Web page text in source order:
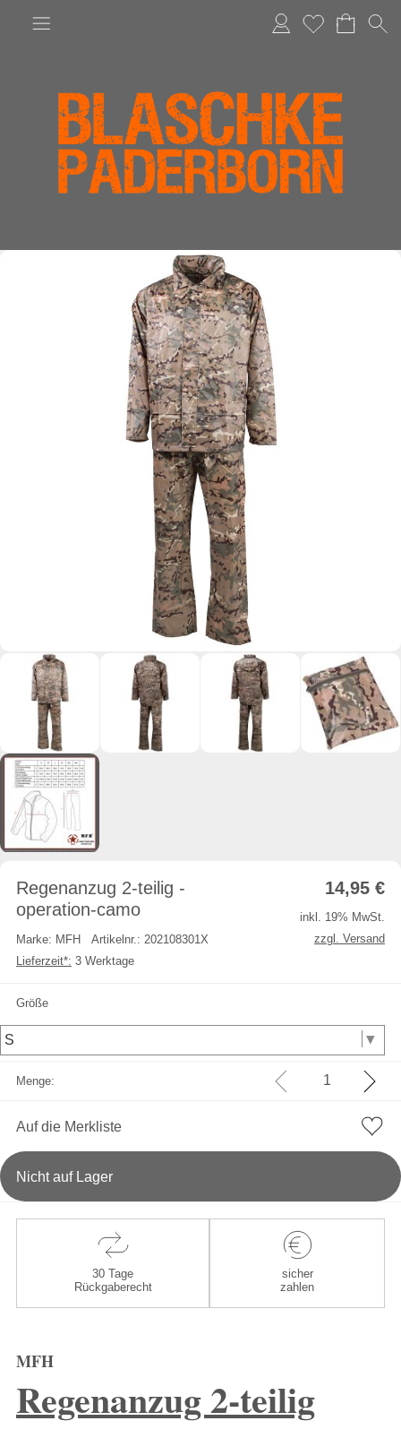
AnmeldenMerkliste
14,95 €
Regenanzug 2-teilig -
operation-camo
Marke: MFH Artikelnr.: 202108301X
Lieferzeit*: 3 Werktage
inkl. 19% MwSt.
zzgl. Versand
Größe
Menge:
Auf die Merkliste
Nicht auf Lager
30 Tage
Rückgaberecht
sicher
zahlen
MFH
Regenanzug 2-teilig